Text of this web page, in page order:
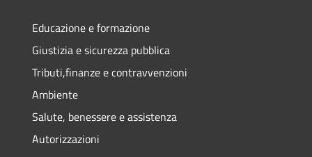
Educazione e formazione
Giustizia e sicurezza pubblica
Tributi,finanze e contravvenzioni
Ambiente
Salute, benessere e assistenza
Autorizzazioni